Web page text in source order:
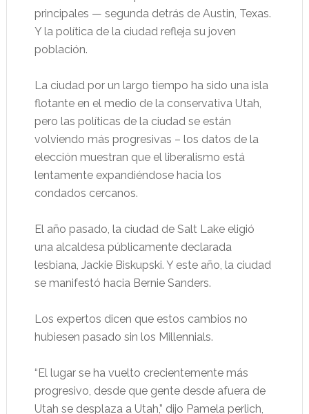
principales — segunda detrás de Austin, Texas.
Y la política de la ciudad refleja su joven
población.
La ciudad por un largo tiempo ha sido una isla
flotante en el medio de la conservativa Utah,
pero las políticas de la ciudad se están
volviendo más progresivas – los datos de la
elección muestran que el liberalismo está
lentamente expandiéndose hacia los
condados cercanos.
El año pasado, la ciudad de Salt Lake eligió
una alcaldesa públicamente declarada
lesbiana, Jackie Biskupski. Y este año, la ciudad
se manifestó hacia Bernie Sanders.
Los expertos dicen que estos cambios no
hubiesen pasado sin los Millennials.
“El lugar se ha vuelto crecientemente más
progresivo, desde que gente desde afuera de
Utah se desplaza a Utah,” dijo Pamela perlich,